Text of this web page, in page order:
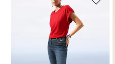
139,95 €
30-Tage-Bestpreis**: 89,95 €